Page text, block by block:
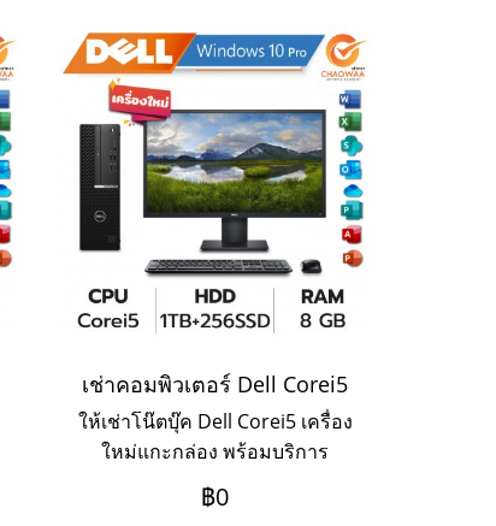
เช่าคอมพิวเตอร์ Dell Corei5
ให้เช่าโน๊ตบุ๊ค Dell Corei5 เครื่อง
ใหม่แกะกล่อง พร้อมบริการ
Onsite Service ระยะเช่า 3ปี
ชำระเป็นรายเดือน หากต้องการ
฿0